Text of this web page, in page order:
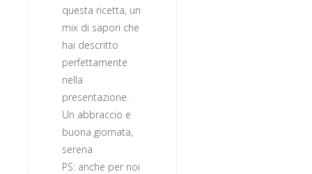
questa ricetta, un
mix di sapori che
hai descritto
perfettamente
nella
presentazione.
Un abbraccio e
buona giornata,
serena
PS: anche per noi